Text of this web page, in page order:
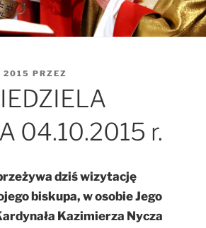
2015 PRZEZ
04.10.2015 r.
dziś wizytację
biskupa, w osobie Jego
Kazimierza Nycza